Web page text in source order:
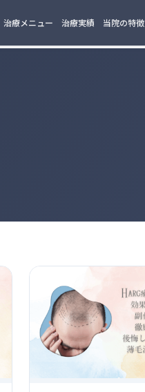
治療メニュー 治療実績 当院の特徴